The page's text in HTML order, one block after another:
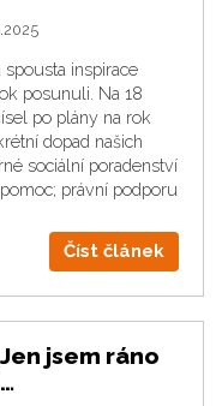
inspirace
posunuli. Na 18
po plány na rok
dopad našich
sociální poradenství
právní podporu
Číst článek
jsem ráno